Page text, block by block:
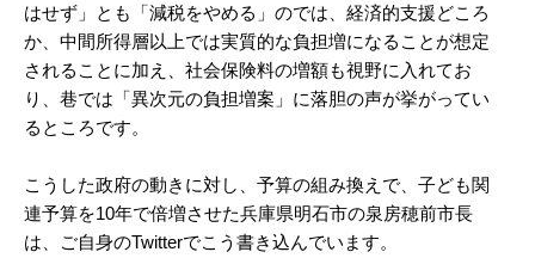
はせず」とも「減税をやめる」のでは、経済的支援どころ
か、中間所得層以上では実質的な負担増になることが想定
されることに加え、社会保険料の増額も視野に入れてお
り、巷では「異次元の負担増案」に落胆の声が挙がってい
るところです。
こうした政府の動きに対し、予算の組み換えで、子ども関
連予算を10年で倍増させた兵庫県明石市の泉房穂前市長
は、ご自身のTwitterでこう書き込んでいます。